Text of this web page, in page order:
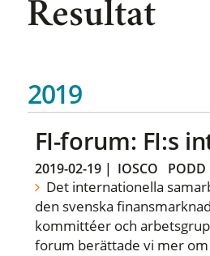
Resultat
2019
FI-forum: FI:s
2019-02-19| IOSCO PODD
Det internationella
den svenska
kommittéer och
forum berättade vi mer